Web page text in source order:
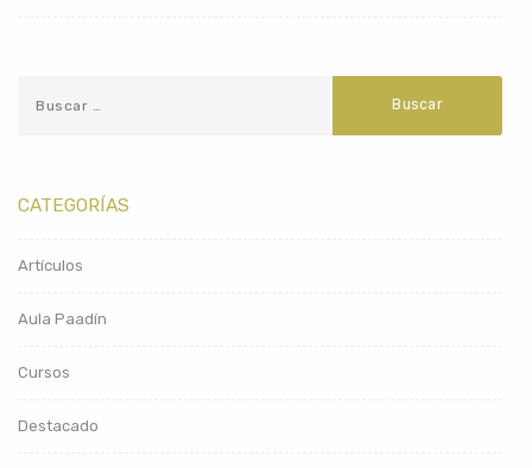
CATEGORÍAS
Artículos
Aula Paadín
Cursos
Destacado